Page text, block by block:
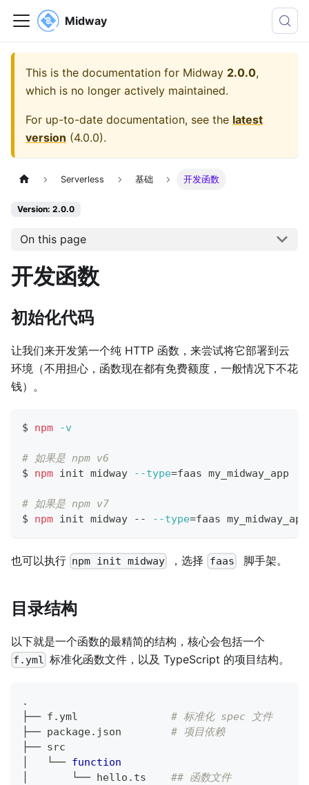
Midway
This is the documentation for Midway 2.0.0,
which is no longer actively maintained.
For up-to-date documentation, see the latest
version (4.0.0).
Serverless 基础 开发函数
Version: 2.0.0
On this page
开发函数
初始化代码
让我们来开发第一个纯 HTTP 函数，来尝试将它部署到云
环境（不用担心，函数现在都有免费额度，一般情况下不花
钱）。
$ npm -v
# 如果是 npm v6
$ npm init midway --type=faas my_midway_app
# 如果是 npm v7
$ npm init midway -- --type=faas my_midway_app
也可以执行 npm init midway ，选择 faas 脚手架。
目录结构
以下就是一个函数的最精简的结构，核心会包括一个
f.yml 标准化函数文件，以及 TypeScript 的项目结构。
.
# 标准化 spec 文件
# 项目依赖
├── src
│   └── function
## 函数文件